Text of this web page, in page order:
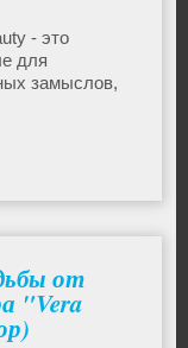
- это
для
замыслов,
от
"Vera